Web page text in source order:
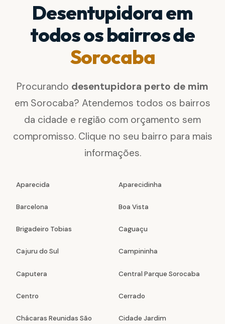
Desentupidora em
todos os bairros de
Sorocaba
Procurando desentupidora perto de mim
em Sorocaba? Atendemos todos os bairros
da cidade e região com orçamento sem
compromisso. Clique no seu bairro para mais
informações.
Aparecida Aparecidinha
Barcelona Boa Vista
Brigadeiro Tobias Caguaçu
Cajuru do Sul Campininha
Caputera Central Parque Sorocaba
Centro Cerrado
Chácaras Reunidas São Cidade Jardim